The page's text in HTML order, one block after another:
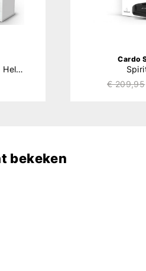
Freecom X / Spirit 2nd Helmet JBL Kit
Cardo
€ 209,95
bekeken